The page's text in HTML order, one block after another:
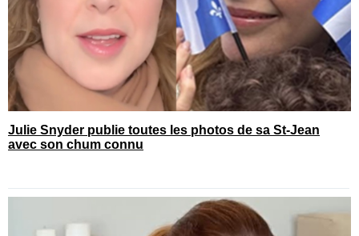
Julie Snyder publie toutes les photos de sa St-Jean
avec son chum connu